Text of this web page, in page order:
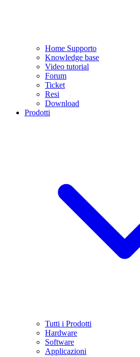
Home Supporto
Knowledge base
Video tutorial
Forum
Ticket
Resi
Download
Prodotti
Tutti i Prodotti
Hardware
Software
Applicazioni